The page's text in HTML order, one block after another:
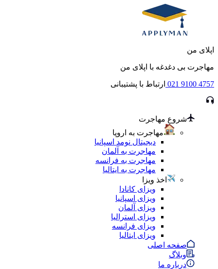
اپلای من
مهاجرت بی دغدغه با اپلای من
021 9100 4757 ارتباط با پشتیبانی
شروع مهاجرت
مهاجرت به اروپا
دیجیتال نومد اسپانیا
مهاجرت به آلمان
مهاجرت به فرانسه
مهاجرت به ایتالیا
اخذ ویزا
ویزای کانادا
ویزای اسپانیا
ویزای آلمان
ویزای استرالیا
ویزای فرانسه
ویزای ایتالیا
صفحه اصلی
وبلاگ
درباره ما